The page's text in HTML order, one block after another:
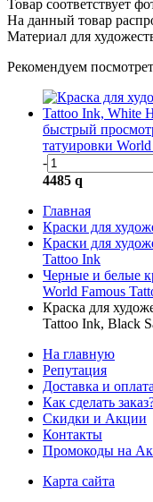
Товар соответствует
На данный товар
Материал для
Рекомендуем
быстрый
татуировки
-
4485 q
Главная
Краски для
Краски для
Tattoo Ink
Черные и белые
World Famous
Краска для
Tattoo Ink, Black
На главную
Репутация
Доставка и оплата
Как сделать
Скидки и Акции
Контакты
Промокоды на
Карта сайта